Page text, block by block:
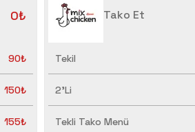
0₺
90₺
150₺
155₺
Tako Et
Tekil
2'Li
Tekli Tako Menü